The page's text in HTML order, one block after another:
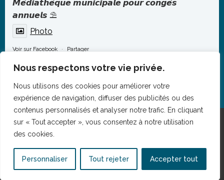
Nous respectons votre vie privée.
Nous utilisons des cookies pour améliorer votre
expérience de navigation, diffuser des publicités ou des
contenus personnalisés et analyser notre trafic. En cliquant
sur « Tout accepter », vous consentez à notre utilisation
des cookies.
Personnaliser Tout rejeter Accepter tout
𝙈𝙚́𝙙𝙞𝙖𝙩𝙝𝙚̀𝙦𝙪𝙚 𝙢𝙪𝙣𝙞𝙘𝙞𝙥𝙖𝙡𝙚 𝙥𝙤𝙪𝙧 𝙘𝙤𝙣𝙜𝙚́𝙨
𝙖𝙣𝙣𝙪𝙚𝙡𝙨 ⛱️
Photo
Voir sur Facebook · Partager
Mentions légales
Politique de confidentialité